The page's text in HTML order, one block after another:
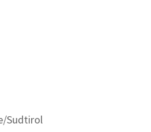
Sudtirol